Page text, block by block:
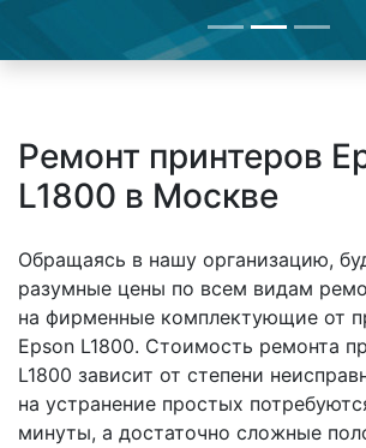
Ремонт принтеров
L1800 в Москве
Обращаясь в нашу организацию,
разумные цены по всем видам
на фирменные комплектующие от
Epson L1800. Стоимость ремонта
L1800 зависит от степени
на устранение простых
минуты, а достаточно сложные